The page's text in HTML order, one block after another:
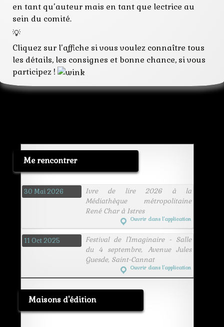
en tant qu’auteur mais en tant que lectrice au
sein du comité.
💡
Cliquez sur l’affiche si vous voulez connaître tous
les détails, les consignes et bonne chance, si vous
participez !
Me rencontrer
30 Mai 2026
Ivre de lire 2026 à la
Médiathèque métropolitaine
René Char à Istres
Ouvrir dans l’application
11 Oct 2025
Festival de l'Imaginaire - Salle
du 4 septembre, Avenue Jules
Guesde, Saint-Cannat
Ouvrir dans l’application
Maisons d'édition